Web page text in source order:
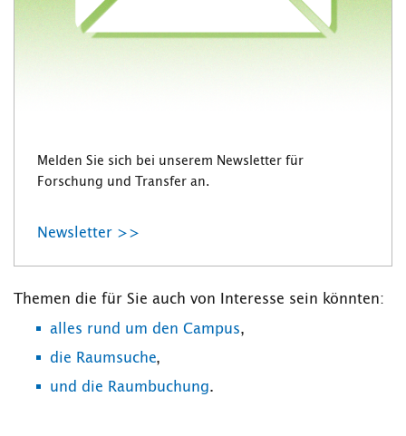
Melden Sie sich bei unserem Newsletter für
Forschung und Transfer an.
Newsletter >>
Themen die für Sie auch von Interesse sein könnten:
alles rund um den Campus,
die Raumsuche,
und die Raumbuchung.